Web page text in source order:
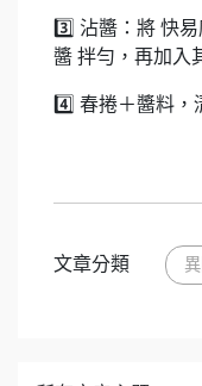
3️⃣ 沾醬：將 快
醬 拌勻，再加入
4️⃣ 春捲＋醬料
文章分類